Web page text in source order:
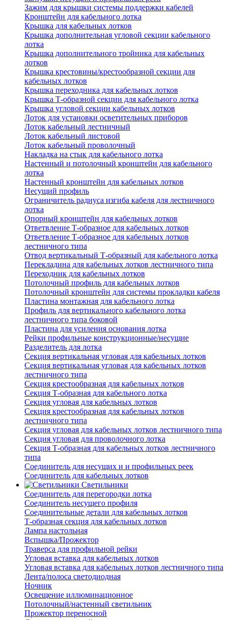
Зажим для крышки системы поддержки кабелей
Кронштейн для кабельного лотка
Крышка для кабельных лотков
Крышка дополнительная угловой секции кабельного
лотка
Крышка дополнительного тройника для кабельных
лотков
Крышка крестовины/крестообразной секции для
кабельных лотков
Крышка переходника для кабельных лотков
Крышка Т-образной секции для кабельного лотка
Крышка угловой секции кабельных лотков
Лоток для установки осветительных приборов
Лоток кабельный лестничный
Лоток кабельный листовой
Лоток кабельный проволочный
Накладка на стык для кабельного лотка
Настенный и потолочный кронштейн для кабельного
лотка
Настенный кронштейн для кабельных лотков
Несущий профиль
Ограничитель радиуса изгиба кабеля для лестничного
лотка
Опорный кронштейн для кабельных лотков
Ответвление Т-образное для кабельных лотков
Ответвление Т-образное для кабельных лотков
лестничного типа
Отвод вертикальный Т-образный для кабельного лотка
Перекладина для кабельных лотков лестничного типа
Переходник для кабельных лотков
Потолочный профиль для кабельных лотков
Потолочный кронштейн для системы прокладки кабеля
Пластина монтажная для кабельного лотка
Профиль для вертикального кабельного лотка
лестничного типа боковой
Пластина для усиления основания лотка
Рейки профильные конструкционные/несущие
Разделитель для лотка
Секция вертикальная угловая для кабельных лотков
Секция вертикальная угловая для кабельных лотков
лестничного типа
Секция крестообразная для кабельных лотков
Секция Т-образная для кабельного лотка
Секция угловая для кабельных лотков
Секция крестообразная для кабельных лотков
лестничного типа
Секция угловая для кабельных лотков лестничного типа
Секция угловая для проволочного лотка
Секция Т-образная для кабельных лотков лестничного
типа
Соединитель для несущих и и профильных реек
Соединитель для кабельных лотков
Светильники
Соединитель для перегородки лотка
Соединитель несущего профиля
Соединительные детали для кабельных лотков
Т-образная секция для кабельных лотков
Лампа настольная
Вспышка/Прожектор
Траверса для профильной рейки
Угловая вставка для кабельных лотков
Угловая вставка для кабельных лотков лестничного типа
Лента/полоса светодиодная
Ночник
Освещение иллюминационное
Потолочный/настенный светильник
Прожектор переносной